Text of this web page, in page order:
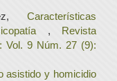
Características
, Revista
Vol. 9 Núm. 27 (9):
asistido y homicidio